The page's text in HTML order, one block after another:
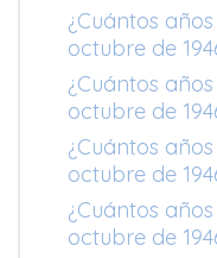
¿Cuántos
octubre de
¿Cuántos
octubre de
¿Cuántos
octubre de
¿Cuántos
octubre de